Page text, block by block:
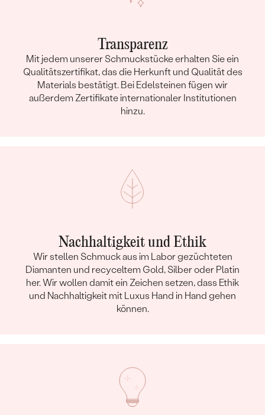
Transparenz
Mit jedem unserer Schmuckstücke erhalten Sie ein
Qualitätszertifikat, das die Herkunft und Qualität des
Materials bestätigt. Bei Edelsteinen fügen wir
außerdem Zertifikate internationaler Institutionen
hinzu.
Nachhaltigkeit und Ethik
Wir stellen Schmuck aus im Labor gezüchteten
Diamanten und recyceltem Gold, Silber oder Platin
her. Wir wollen damit ein Zeichen setzen, dass Ethik
und Nachhaltigkeit mit Luxus Hand in Hand gehen
können.